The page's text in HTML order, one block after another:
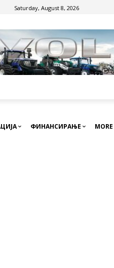
Saturday, August 8, 2026
ФИНАНСИРАЊЕ MORE